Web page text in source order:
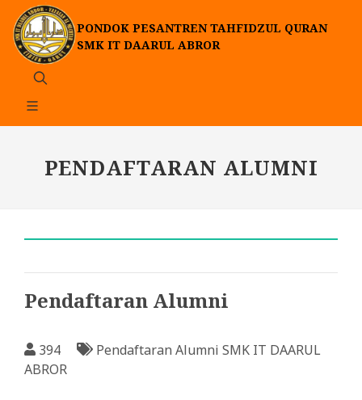
PONDOK PESANTREN TAHFIDZUL QURAN
SMK IT DAARUL ABROR
PENDAFTARAN ALUMNI
Pendaftaran Alumni
394
Pendaftaran Alumni SMK IT DAARUL
ABROR